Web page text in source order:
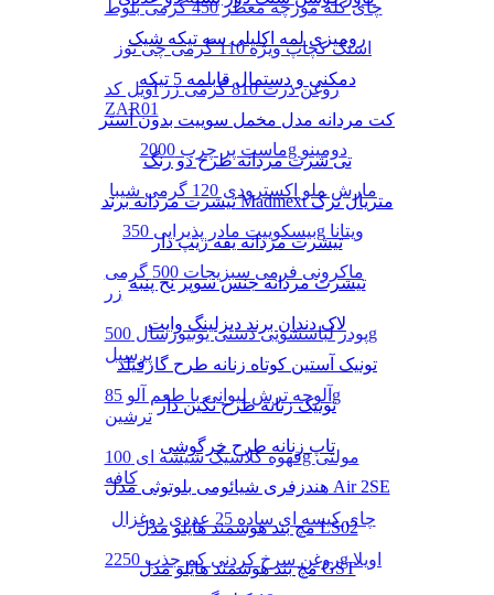
چای کله مورچه معطر 450 گرمی بلوط
اسنک کچاپ ویژه 110 گرمی چی توز
روغن ذرت 810 گرمی زر اویل کد
ZAR01
ماست پر چرب 2000g دومینو
مارش ملو اکسترودی 120 گرمی شیبا
بیسکوییت مادر پذیرایی 350g ویتانا
ماکرونی فرمی سبزیجات 500 گرمی
زر
پودر لباسشویی دستی یونیورسال 500g
پرسیل
آلوچه ترش لیوانی با طعم آلو 85g
ترشین
قهوه کلاسیک شیشه ای 100g مولتی
کافه
چای کیسه ای ساده 25 عددی دوغزال
روغن سرخ کردنی کم جذب 2250g اویلا
رومیزی لمه اکلیلی سه تیکه شیک
دمکنی و دستمال قابلمه 5 تیکه
کت مردانه مدل مخمل سوییت بدون آستر
تی شرت مردانه طرح دو رنگ
تیشرت مردانه برند Madmext متریال ترک
تیشرت مردانه یقه زیپ دار
تیشرت مردانه جنس سوپر نخ پنبه
لاک دندان برند دیزلینگ وایت
تونیک آستین کوتاه زنانه طرح گارفیلد
تونیک زنانه طرح نگین دار
تاپ زنانه طرح خرگوشی
هندزفری شیائومی بلوتوثی مدل Air 2SE
مچ بند هوشمند هایلو مدل LS02
مچ بند هوشمند هایلو مدل GST